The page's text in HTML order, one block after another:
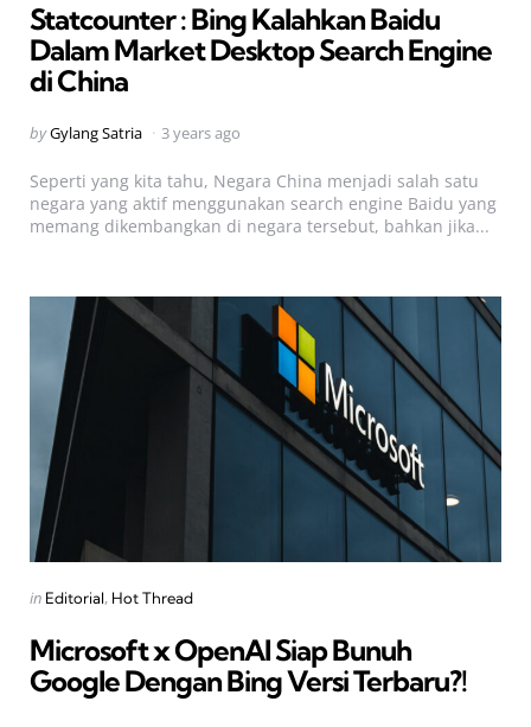
Statcounter : Bing Kalahkan Baidu
Dalam Market Desktop Search Engine
di China
Posted
byGylang Satria 3 years ago
Seperti yang kita tahu, Negara China menjadi salah satu
negara yang aktif menggunakan search engine Baidu yang
memang dikembangkan di negara tersebut, bahkan jika...
Categories
Posted
in Editorial Hot Thread
Microsoft x OpenAI Siap Bunuh
Google Dengan Bing Versi Terbaru?!